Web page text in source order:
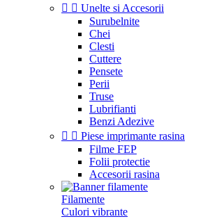
  Unelte si Accesorii
Surubelnite
Chei
Clesti
Cuttere
Pensete
Perii
Truse
Lubrifianti
Benzi Adezive
  Piese imprimante rasina
Filme FEP
Folii protectie
Accesorii rasina
Filamente
Culori vibrante